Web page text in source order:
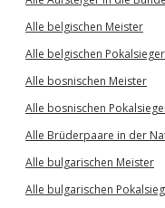
Alle belgischen Meister
Alle belgischen Pokalsieger
Alle bosnischen Meister
Alle bosnischen
Alle Brüderpaare in der
Alle bulgarischen Meister
Alle bulgarischen